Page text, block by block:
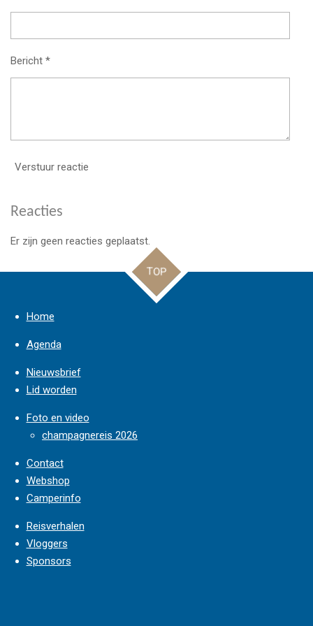
Bericht *
Verstuur reactie
Reacties
Er zijn geen reacties geplaatst.
TOP
Home
Agenda
Nieuwsbrief
Lid worden
Foto en video
champagnereis 2026
Contact
Webshop
Camperinfo
Reisverhalen
Vloggers
Sponsors